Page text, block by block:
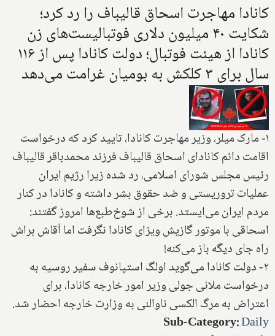
کانادا مهاجرت اسحاق قالیباف را رد کرد؛
شکایت ۴۰ میلیون دلاری فوتبالیست‌های زن
کانادا از هیئت فوتبال؛ دولت کانادا پس از ۱۱۶
سال برای ۳ کلکش به بومیان غرامت می‌دهد
۱- مارک میلر، وزیر مهاجرت کانادا، تایید کرد که درخواست
اقامت دائم کانادای اسحاق قالیباف فرزند محمدباقر قالیباف
رئیس مجلس شورای اسلامی، رد شده زیرا رژیم ایران
عملیات تروریستی و ضد حقوق بشر داشته و کانادا در کنار
مردم ایران می‌ایستد. برخی از شوخ‌طبع‌ها امروز گفتند:
اسحاقی با موتور گازیش ویزای کانادا نگرفت اما آقاش براش
راه جای دیگه باز می‌کنه!
۲- دولت کانادا می‌گوید اولگ استپانوف سفیر روسیه به
درخواست ملانی جولی وزیر امور خارجه کانادا، برای
اعتراض به مرگ الکسی ناوالنی به وزارت خارجه احضار شد.
Sub-Category:Daily